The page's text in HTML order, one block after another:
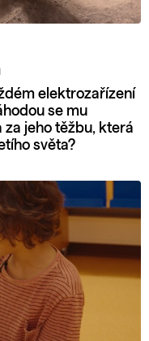
elektrozařízení
se mu
za jeho těžbu, která
světa?